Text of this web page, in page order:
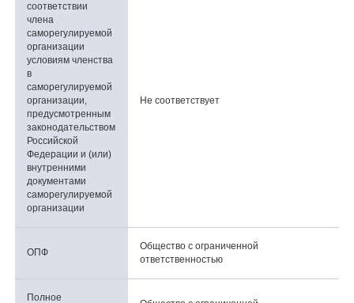
соответствии
члена
саморегулируемой
организации
условиям членства
в
саморегулируемой
организации,
предусмотренным
законодательством
Российской
Федерации и (или)
внутренними
документами
саморегулируемой
организации
Не соответствует
ОПФ
Общество с ограниченной
ответственностью
Полное